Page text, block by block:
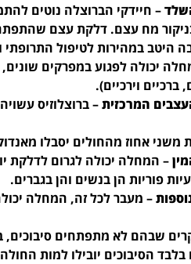
– חיידקי הברוצלה נוטים
מח עצם. דלקת עצם
היטב במהירות לטיפול
יכולה לפגוע במפרקים
ברכיים וירכיים).
המרכזית– ברוצלוזיס
משני אחוז מהחולים יסבלו
– המחלה יכולה לגרום לדלקת
פוריות הן בנשים והן בגברים.
– מעבר לכל זה, המחלה
שבהם לא מתפתחים
הסיבוכים יובילו למות